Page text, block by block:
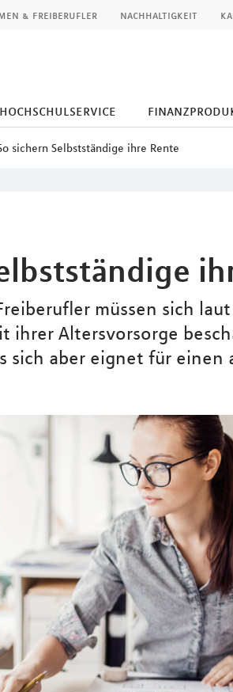
& freiberufler nachhaltigkeit
hochschulservice
sichern Selbstständige ihre Rente
müssen sich
ihrer Altersvorsorge
sich aber eignet für einen